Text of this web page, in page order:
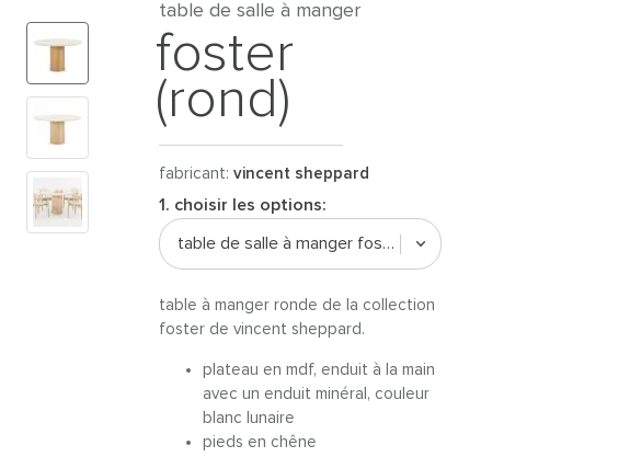
table de salle à manger
foster
(rond)
fabricant: vincent sheppard
1. choisir les options:
table de salle à manger foster | ø 130cm
table à manger ronde de la collection
foster de vincent sheppard.
plateau en mdf, enduit à la main
avec un enduit minéral, couleur
blanc lunaire
pieds en chêne